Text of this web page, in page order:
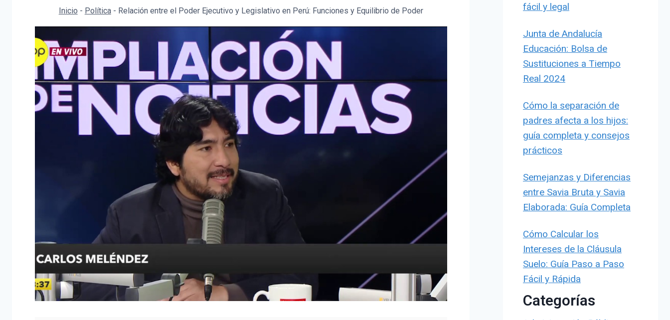
Inicio - Política- Relación entre el Poder Ejecutivo y Legislativo en Perú: Funciones y Equilibrio de Poder
fácil y legal
Junta de Andalucía
Educación: Bolsa de
Sustituciones a Tiempo
Real 2024
Cómo la separación de
padres afecta a los hijos:
guía completa y consejos
prácticos
Semejanzas y Diferencias
entre Savia Bruta y Savia
Elaborada: Guía Completa
Cómo Calcular los
Intereses de la Cláusula
Suelo: Guía Paso a Paso
Fácil y Rápida
Categorías